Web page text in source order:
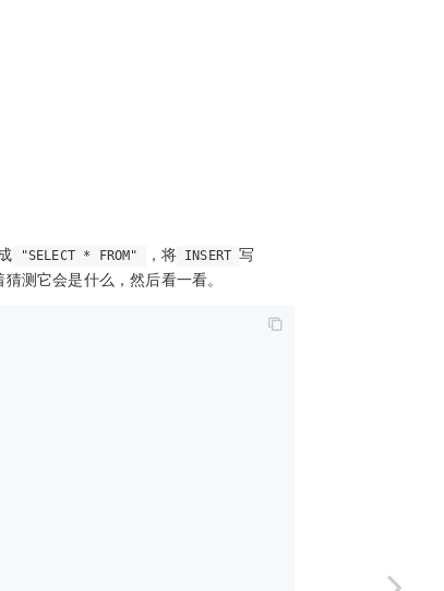
"SELECT * FROM" ，将 INSERT 写
测它会是什么，然后看一看。